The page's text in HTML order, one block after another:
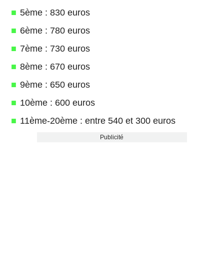
5ème : 830 euros
6ème : 780 euros
7ème : 730 euros
8ème : 670 euros
9ème : 650 euros
10ème : 600 euros
11ème-20ème : entre 540 et 300 euros
Publicité